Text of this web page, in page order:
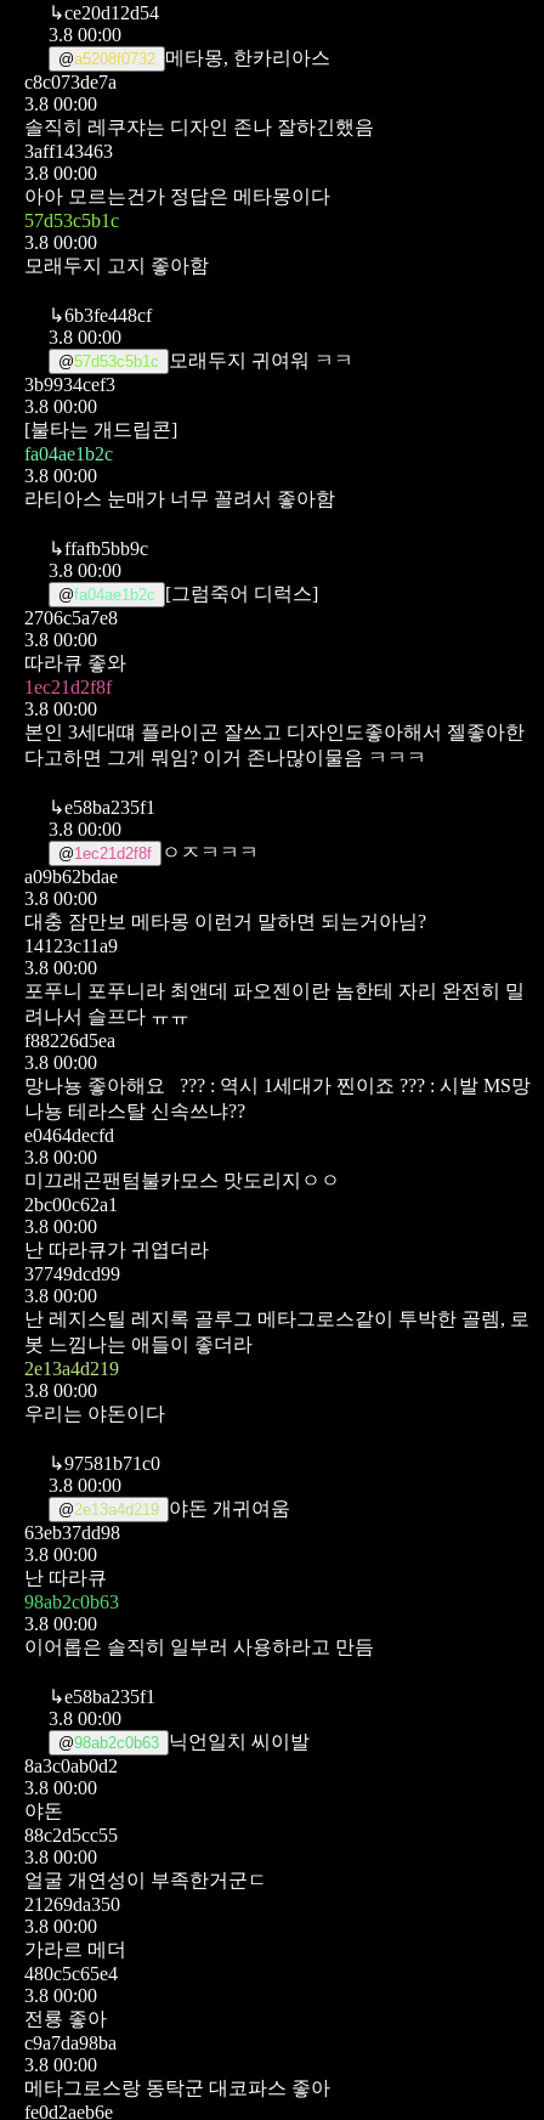
↳ce20d12d54
3.8 00:00
@a5208f0732 메타몽, 한카리아스
c8c073de7a
3.8 00:00
솔직히 레쿠쟈는 디자인 존나 잘하긴했음
3aff143463
3.8 00:00
아아 모르는건가 정답은 메타몽이다
57d53c5b1c
3.8 00:00
모래두지 고지 좋아함
↳6b3fe448cf
3.8 00:00
@57d53c5b1c
모래두지 귀여워 ㅋㅋ
3b9934cef3
3.8 00:00
[불타는 개드립콘]
fa04ae1b2c
3.8 00:00
라티아스 눈매가 너무 꼴려서 좋아함
↳ffafb5bb9c
3.8 00:00
@fa04ae1b2c
[그럼죽어 디럭스]
2706c5a7e8
3.8 00:00
따라큐 좋와
1ec21d2f8f
3.8 00:00
본인 3세대떄 플라이곤 잘쓰고 디자인도좋아해서 젤좋아한
다고하면 그게 뭐임? 이거 존나많이물음 ㅋㅋㅋ
↳e58ba235f1
3.8 00:00
@1ec21d2f8f
ㅇㅈㅋㅋㅋ
a09b62bdae
3.8 00:00
대충 잠만보 메타몽 이런거 말하면 되는거아님?
14123c11a9
3.8 00:00
포푸니 포푸니라 최앤데 파오젠이란 놈한테 자리 완전히 밀
려나서 슬프다 ㅠㅠ
f88226d5ea
3.8 00:00
망나뇽 좋아해요
??? : 역시 1세대가 찐이죠 ??? : 시발 MS망
나뇽 테라스탈 신속쓰냐??
e0464decfd
3.8 00:00
미끄래곤팬텀불카모스 맛도리지ㅇㅇ
2bc00c62a1
3.8 00:00
난 따라큐가 귀엽더라
37749dcd99
3.8 00:00
난 레지스틸 레지록 골루그 메타그로스같이 투박한 골렘, 로
봇 느낌나는 애들이 좋더라
2e13a4d219
3.8 00:00
우리는 야돈이다
↳97581b71c0
3.8 00:00
@2e13a4d219 야돈 개귀여움
63eb37dd98
3.8 00:00
난 따라큐
98ab2c0b63
3.8 00:00
이어롭은 솔직히 일부러 사용하라고 만듬
↳e58ba235f1
3.8 00:00
@98ab2c0b63 닉언일치 씨이발
8a3c0ab0d2
3.8 00:00
야돈
88c2d5cc55
3.8 00:00
얼굴 개연성이 부족한거군ㄷ
21269da350
3.8 00:00
가라르 메더
480c5c65e4
3.8 00:00
전룡 좋아
c9a7da98ba
3.8 00:00
메타그로스랑 동탁군 대코파스 좋아
fe0d2aeb6e